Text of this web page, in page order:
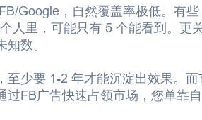
Google，自然覆盖率极低。有
人里，可能只有 5 个能看到。更
数。
至少要 1-2 年才能沉淀出效果。
FB广告快速占领市场，您单靠